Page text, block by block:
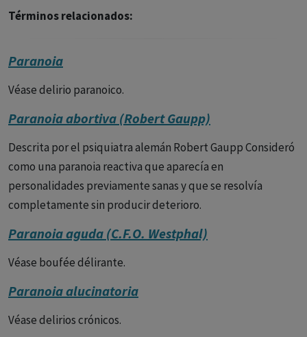
Términos relacionados:
Paranoia
Véase delirio paranoico.
Paranoia abortiva (Robert Gaupp)
Descrita por el psiquiatra alemán Robert Gaupp Consideró
como una paranoia reactiva que aparecía en
personalidades previamente sanas y que se resolvía
completamente sin producir deterioro.
Paranoia aguda (C.F.O. Westphal)
Véase boufée délirante.
Paranoia alucinatoria
Véase delirios crónicos.